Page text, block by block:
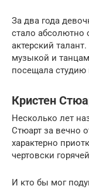
За два года
стало абсолютно
актерский
музыкой и
посещала студию
Кристен
Несколько лет
Стюарт за вечно
характерно
чертовски
И кто бы мог